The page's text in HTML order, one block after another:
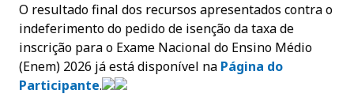
O resultado final dos recursos apresentados contra o
indeferimento do pedido de isenção da taxa de
inscrição para o Exame Nacional do Ensino Médio
(Enem) 2026 já está disponível na Página do
Participante.